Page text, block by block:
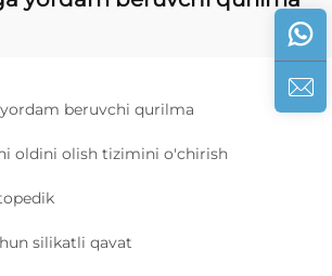
beruvchi qurilma
oldini olish tizimini o'chirish
silikatli qavat